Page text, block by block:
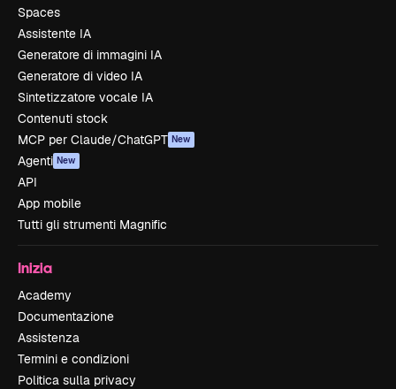
Spaces
Assistente IA
Generatore di immagini IA
Generatore di video IA
Sintetizzatore vocale IA
Contenuti stock
MCP per Claude/ChatGPT New
Agenti New
API
App mobile
Tutti gli strumenti Magnific
Inizia
Academy
Documentazione
Assistenza
Termini e condizioni
Politica sulla privacy